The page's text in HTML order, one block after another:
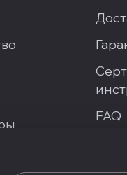
FAQ